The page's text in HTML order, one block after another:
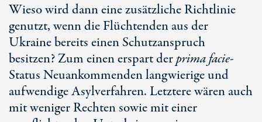
Wieso wird dann eine zusätzliche Richtlinie
genutzt, wenn die Flüchtenden aus der
Ukraine bereits einen Schutzanspruch
besitzen? Zum einen erspart derprima facie-
Status Neuankommenden langwierige und
aufwendige Asylverfahren. Letztere wären auch
mit weniger Rechten sowie mit einer